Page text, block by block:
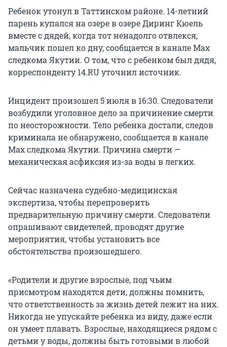
Ребенок утонул в Таттинском районе. 14-летний
парень купался на озере в озере Диринг Кюель
вместе с дядей, когда тот ненадолго отвлекся,
мальчик пошел ко дну, сообщается в канале Max
следкома Якутии. О том, что с ребенком был дядя,
корреспонденту 14.RU уточнил источник.
Инцидент произошел 5 июля в 16:30. Следователи
возбудили уголовное дело за причинение смерти
по неосторожности. Тело ребенка достали, следов
криминала не обнаружено, сообщается в канале
Max следкома Якутии. Причина смерти —
механическая асфиксия из-за воды в легких.
Сейчас назначена судебно-медицинская
экспертиза, чтобы перепроверить
предварительную причину смерти. Следователи
опрашивают свидетелей, проводят другие
мероприятия, чтобы установить все
обстоятельства произошедшего.
«Родители и другие взрослые, под чьим
присмотром находятся дети, должны помнить,
что ответственность за жизнь детей лежит на них.
Никогда не упускайте ребенка из виду, даже если
он умеет плавать. Взрослые, находящиеся рядом с
детьми у воды, должны быть готовыми в любой